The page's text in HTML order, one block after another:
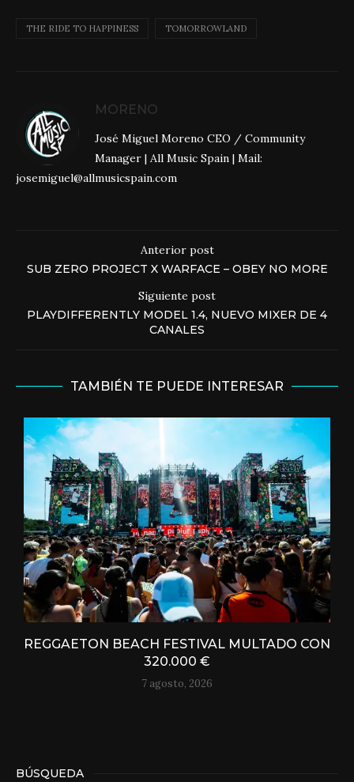
THE RIDE TO HAPPINESS TOMORROWLAND
MORENO
José Miguel Moreno CEO / Community
Manager | All Music Spain | Mail:
josemiguel@allmusicspain.com
Anterior post
SUB ZERO PROJECT X WARFACE – OBEY NO MORE
Siguiente post
PLAYDIFFERENTLY MODEL 1.4, NUEVO MIXER DE 4
CANALES
TAMBIÉN TE PUEDE INTERESAR
REGGAETON BEACH FESTIVAL MULTADO CON
320.000 €
7 agosto, 2026
BÚSQUEDA